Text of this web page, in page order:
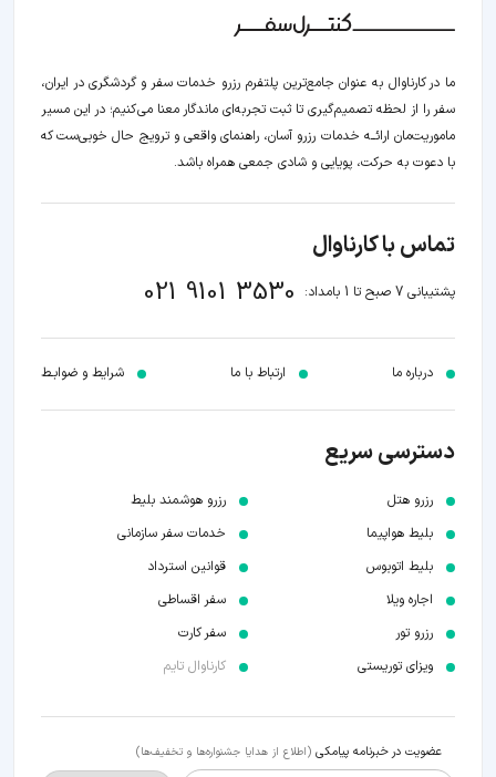
ما در کارناوال به عنوان جامع‌ترین پلتفرم رزرو خدمات سفر و گردشگری در ایران،
سفر را از لحظه‌ تصمیم‌گیری تا ثبت تجربه‌ای ماندگار معنا می‌کنیم؛ در این مسیر‍
ماموریت‌مان اراﺋــﻪ خدمات رزرو آسان، راهنمای واقعی و ترویج حال خوبی‌ست که
با دعوت به حرکت، پویایی و شادی جمعی همراه باشد.
تماس با کارناوال
پشتیبانی 7 صبح تا 1 بامداد: 021 9101 3530
درباره ما ارتباط با ما شرایط و ضوابـط
دسترسی سریع
رزرو هتل
بلیط هواپیما
بلیط اتوبوس
اجاره ویلا
رزرو تور
ویزای توریستی
رزرو هوشمند بلیط
خدمات سفر سازمانی
قوانین استرداد
سفر اقساطی
سفر کارت
کارناوال تایم
عضویت در خبرنامه پیامکی (اطلاع از هدایا جشنواره‌ها و تخفیف‌ها)